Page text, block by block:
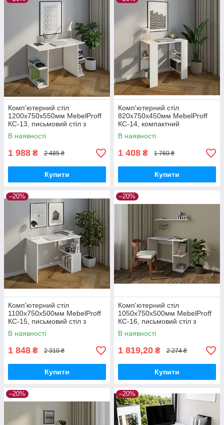
Комп'ютерний стіл
1200х750х550мм MebelProff
КС-13, письмовий стіл з
полицями, стіл-стелаж
В наявності
1 988 ₴ 2 485 ₴
Купити
Комп'ютерний стіл
820х750х450мм MebelProff
КС-14, компактний
письмовий стіл з полицями,
стіл-стелаж
В наявності
1 408 ₴ 1 760 ₴
Купити
–20%
Комп'ютерний стіл
1100х750х500мм MebelProff
КС-15, письмовий стіл з
полками, стіл-стелаж
В наявності
1 848 ₴ 2 310 ₴
Купити
–20%
Комп'ютерний стіл
1050х750х500мм MebelProff
КС-16, письмовий стіл з
полицями, стіл-стелаж
В наявності
1 819,20 ₴ 2 274 ₴
Купити
–20% –20%